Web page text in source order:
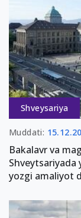
Shveysariya
Muddati:
Bakalavr va
yozgi amaliyot